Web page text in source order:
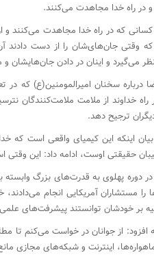
در راه خدا مجاهدت می‌کنند.
کسانی که در راه خدا مجاهدت می‌کنند
که وقتی جان‌های‌شان را از دست
می‌گیرد و اینان در دادن جان‌هایشان
درباره سخنان امیرالمومنین(ع) که
راه خداوند از ملامت
ترجیح دهد.
بیان اینکه این کیمیای واقعی است که
حقیقتی اوست، ادامه داد: این وقتی
در دوره پهلوی به قدرت‌های بزرگ
را مستشاران آمریکایی انجام
بر خودشان توانستند پیشرفت‌های
از جوانان در خواست می‌کنم تا
اینترنت و شبکه‌های مجازی